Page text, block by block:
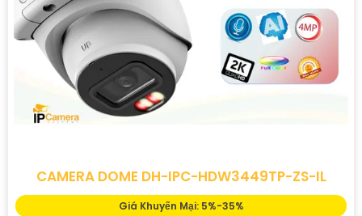
CAMERA DOME DH-IPC-HDW3449TP-ZS-IL
Giá Khuyến Mại: 5%-35%